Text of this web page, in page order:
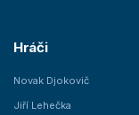
Hráči
Novak Djokovič
Jiří Lehečka